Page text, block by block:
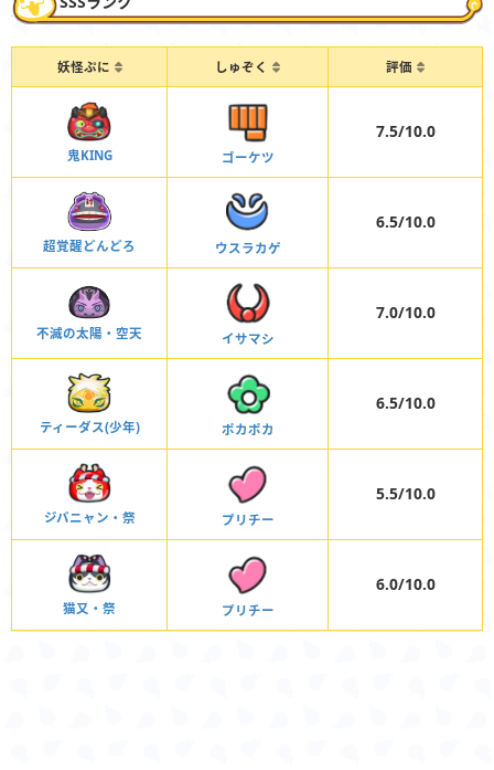
妖怪ぷに しゅぞく 評価
鬼KING ゴーケツ
7.5/10.0
超覚醒どんどろ ウスラカゲ
6.5/10.0
不滅の太陽・空天 イサマシ
7.0/10.0
ティーダス(少年) ポカポカ
6.5/10.0
ジバニャン・祭 プリチー
5.5/10.0
猫又・祭 プリチー
6.0/10.0